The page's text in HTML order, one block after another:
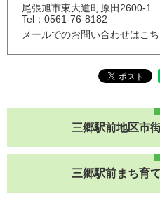
尾張旭市東大道町原田2600-1
Tel：0561-76-8182
メールでのお問い合わせはこち
三郷駅前地区市
三郷駅前まち育